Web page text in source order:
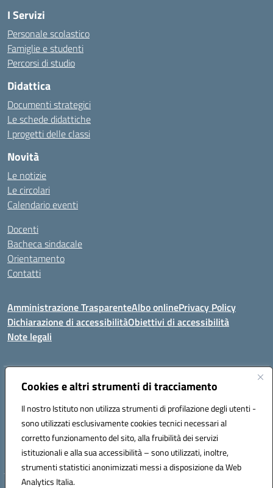
Cookies e altri strumenti di tracciamento
Il nostro Istituto non utilizza strumenti di profilazione degli utenti -
sono utilizzati esclusivamente cookies tecnici necessari al
corretto funzionamento del sito, alla fruibilità dei servizi
istituzionali e alla sua accessibilità – sono utilizzati, inoltre,
strumenti statistici anonimizzati messi a disposizione da Web
Analytics Italia.
I Servizi
Personale scolastico
Famiglie e studenti
Percorsi di studio
Didattica
Documenti strategici
Le schede didattiche
I progetti delle classi
Novità
Le notizie
Le circolari
Calendario eventi
Docenti
Bacheca sindacale
Orientamento
Contatti
Amministrazione TrasparenteAlbo onlinePrivacy Policy
Dichiarazione di accessibilitàObiettivi di accessibilità
Note legali
Indirizzo:Viale P. Togliatti snc 67039 Sulmona (AQ)
Posta elettronica certificata (PEC):aqis01900g@pec.istruzione.it
Codice fiscale: 92025400661
Codice meccanografico: AQIS01900G